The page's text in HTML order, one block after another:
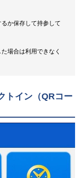
か保存して持参して
場合は利用できなく
トイン（QRコー